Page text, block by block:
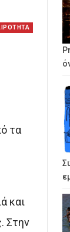
τα
και
Στην